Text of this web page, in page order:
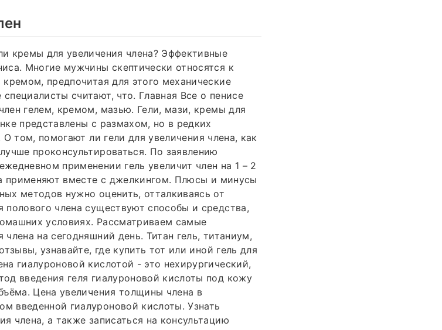
кремы для увеличения члена? Эффективные
Многие мужчины скептически относятся к
предпочитая для этого механические
считают, что. Главная Все о пенисе
гелем, кремом, мазью. Гели, мази, кремы для
представлены с размахом, но в редких
том, помогают ли гели для увеличения члена, как
проконсультироваться. По заявлению
применении гель увеличит член на 1 – 2
применяют вместе с джелкингом. Плюсы и минусы
методов нужно оценить, отталкиваясь от
члена существуют способы и средства,
условиях. Рассматриваем самые
на сегодняшний день. Титан гель, титаниум,
узнавайте, где купить тот или иной гель для
гиалуроновой кислотой - это нехирургический,
введения геля гиалуроновой кислоты под кожу
Цена увеличения толщины члена в
введенной гиалуроновой кислоты. Узнать
члена, а также записаться на консультацию